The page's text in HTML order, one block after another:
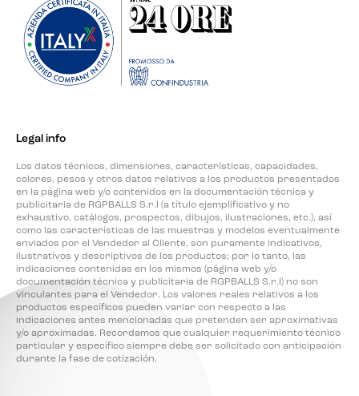
Legal info
Los datos técnicos, dimensiones, características, capacidades,
colores, pesos y otros datos relativos a los productos presentados
en la página web y/o contenidos en la documentación técnica y
publicitaria de RGPBALLS S.r.l (a título ejemplificativo y no
exhaustivo, catálogos, prospectos, dibujos, ilustraciones, etc.), así
como las características de las muestras y modelos eventualmente
enviados por el Vendedor al Cliente, son puramente indicativos,
ilustrativos y descriptivos de los productos; por lo tanto, las
indicaciones contenidas en los mismos (página web y/o
documentación técnica y publicitaria de RGPBALLS S.r.l) no son
vinculantes para el Vendedor. Los valores reales relativos a los
productos específicos pueden variar con respecto a las
indicaciones antes mencionadas que pretenden ser aproximativas
y/o aproximadas. Recordamos que cualquier requerimiento técnico
particular y específico siempre debe ser solicitado con anticipación
durante la fase de cotización.